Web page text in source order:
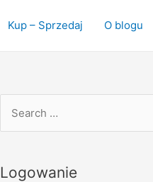
Kup – Sprzedaj O blogu
rLogowanie